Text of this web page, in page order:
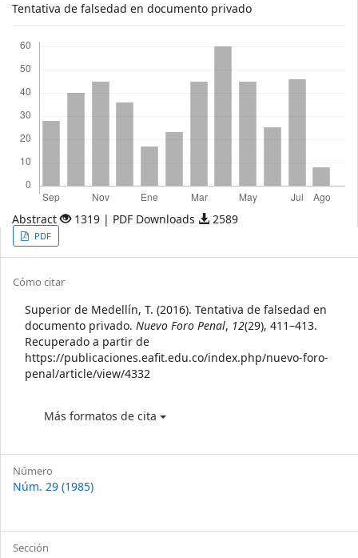
Tentativa de falsedad en documento privado
Abstract 1319 | PDF Downloads 2589
Article
Sidebar
PDF
Article
Details
Cómo citar
Superior de Medellín, T. (2016). Tentativa de falsedad en
documento privado. Nuevo Foro Penal, 12(29), 411–413.
Recuperado a partir de
https://publicaciones.eafit.edu.co/index.php/nuevo-foro-
penal/article/view/4332
Más formatos de cita
Número
Núm. 29 (1985)
Sección